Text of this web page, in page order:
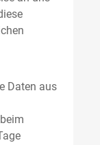
Daten aus